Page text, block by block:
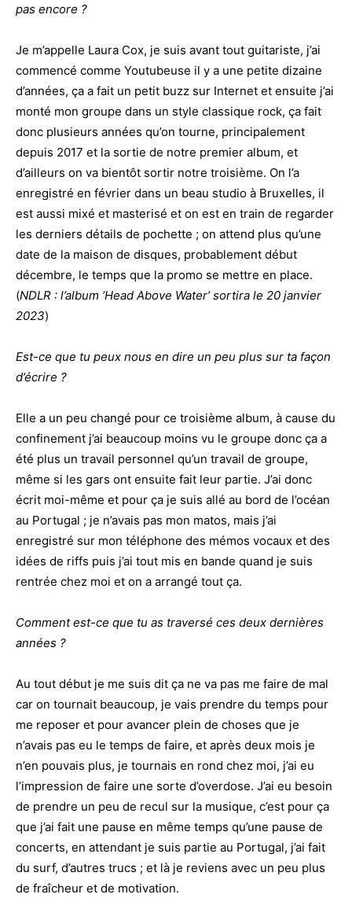
pas encore ?
Je m’appelle Laura Cox, je suis avant tout guitariste, j’ai
commencé comme Youtubeuse il y a une petite dizaine
d’années, ça a fait un petit buzz sur Internet et ensuite j’ai
monté mon groupe dans un style classique rock, ça fait
donc plusieurs années qu’on tourne, principalement
depuis 2017 et la sortie de notre premier album, et
d’ailleurs on va bientôt sortir notre troisième. On l’a
enregistré en février dans un beau studio à Bruxelles, il
est aussi mixé et masterisé et on est en train de regarder
les derniers détails de pochette ; on attend plus qu’une
date de la maison de disques, probablement début
décembre, le temps que la promo se mettre en place.
(NDLR : l’album ‘Head Above Water’ sortira le 20 janvier
2023)
Est-ce que tu peux nous en dire un peu plus sur ta façon
d’écrire ?
Elle a un peu changé pour ce troisième album, à cause du
confinement j’ai beaucoup moins vu le groupe donc ça a
été plus un travail personnel qu’un travail de groupe,
même si les gars ont ensuite fait leur partie. J’ai donc
écrit moi-même et pour ça je suis allé au bord de l’océan
au Portugal ; je n’avais pas mon matos, mais j’ai
enregistré sur mon téléphone des mémos vocaux et des
idées de riffs puis j’ai tout mis en bande quand je suis
rentrée chez moi et on a arrangé tout ça.
Comment est-ce que tu as traversé ces deux dernières
années ?
Au tout début je me suis dit ça ne va pas me faire de mal
car on tournait beaucoup, je vais prendre du temps pour
me reposer et pour avancer plein de choses que je
n’avais pas eu le temps de faire, et après deux mois je
n’en pouvais plus, je tournais en rond chez moi, j’ai eu
l’impression de faire une sorte d’overdose. J’ai eu besoin
de prendre un peu de recul sur la musique, c’est pour ça
que j’ai fait une pause en même temps qu’une pause de
concerts, en attendant je suis partie au Portugal, j’ai fait
du surf, d’autres trucs ; et là je reviens avec un peu plus
de fraîcheur et de motivation.